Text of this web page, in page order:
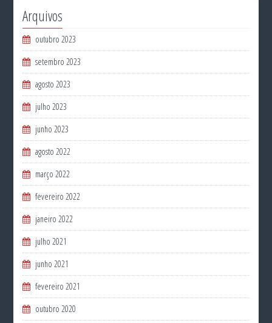
Arquivos
outubro 2023
setembro 2023
agosto 2023
julho 2023
junho 2023
agosto 2022
março 2022
fevereiro 2022
janeiro 2022
julho 2021
junho 2021
fevereiro 2021
outubro 2020